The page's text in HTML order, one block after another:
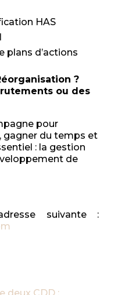
HAS
plans d’actions
?
ou des
pour
gagner du temps et
: la gestion
de
suivante :